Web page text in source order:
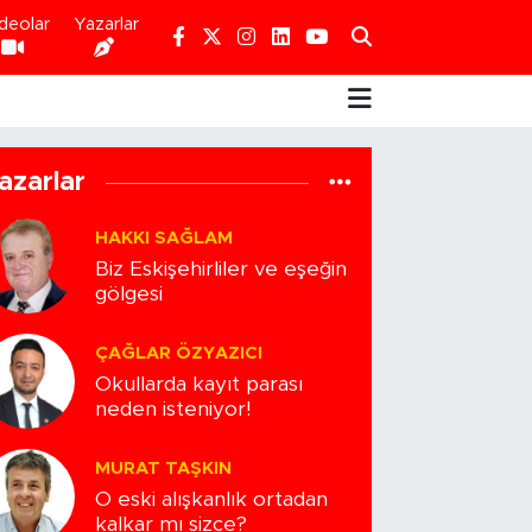
Yazarlar
HAKKI SAĞLAM
Biz Eskişehirliler ve eşeğin
gölgesi
ÇAĞLAR ÖZYAZICI
Okullarda kayıt parası
neden isteniyor!
MURAT TAŞKIN
O eski alışkanlık ortadan
kalkar mı sizce?